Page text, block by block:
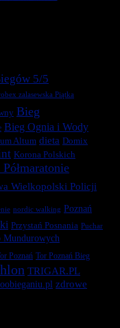
5/5
zalasewska Piątka
Bieg
Bieg Ognia i Wody
Altum dieta Domix
Korona Polskich
Wielkopolski Policji
nordic walking Poznań
Przystań Posnania Puchar
Mundurowych
Poznań Tor Poznań Bieg
TRIGAR.PL
zdrowe